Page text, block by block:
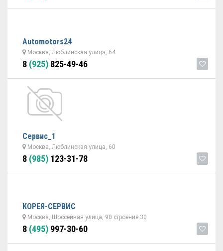
Automotors24
Москва, Люблинская улица, 64
8 (925) 825-49-46
Сервис_1
Москва, Люблинская улица, 60
8 (985) 123-31-78
КОРЕЯ-СЕРВИС
Москва, Шоссейная улица, 90 строение 30
8 (495) 997-30-60